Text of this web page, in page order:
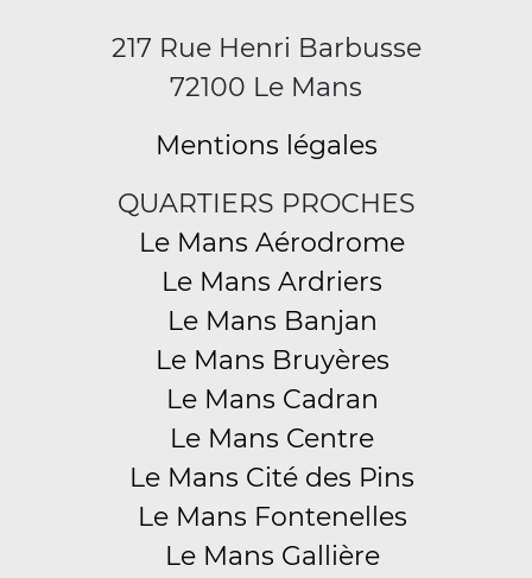
217 Rue Henri Barbusse
72100 Le Mans
Mentions légales
QUARTIERS PROCHES
Le Mans Aérodrome
Le Mans Ardriers
Le Mans Banjan
Le Mans Bruyères
Le Mans Cadran
Le Mans Centre
Le Mans Cité des Pins
Le Mans Fontenelles
Le Mans Gallière